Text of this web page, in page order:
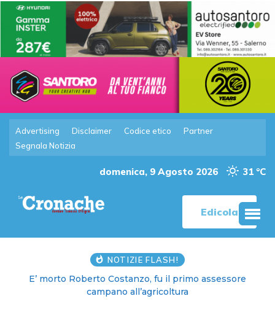
Advertising Disclaimer Codice etico
Partner
Segnala Notizia
domenica, 9 Agosto 2026 31 °C
Edicola
NOTIZIE FLASH!
E’ morto Roberto Costanzo, fu il primo assessore
campano all’agricoltura